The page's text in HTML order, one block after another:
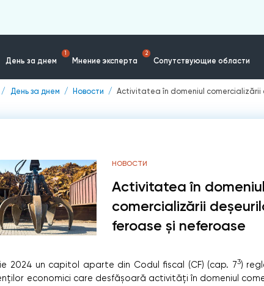
День за днем
1
Мнение эксперта
2
Сопутствующие области
День за днем Новости Activitatea în domeniul
НОВОСТИ
Activitatea în domeniul
comercializării
feroase și neferoase
2024 un capitol aparte din Codul fiscal (CF) (cap. 73)
economici care desfășoară activități în domeniul